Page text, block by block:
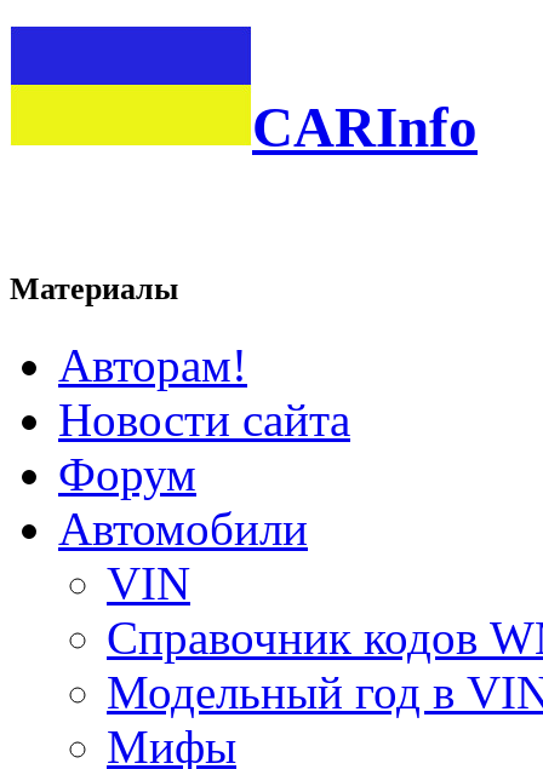
CARInfo
Материалы
Авторам!
Новости сайта
Форум
Автомобили
VIN
Справочник кодов
Модельный год в
Мифы